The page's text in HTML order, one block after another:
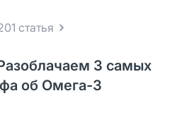
статья
3 самых
об Омега-3